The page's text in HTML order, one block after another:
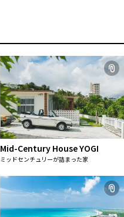
Mid-Century House YOGI
ミッドセンチュリーが詰まった家